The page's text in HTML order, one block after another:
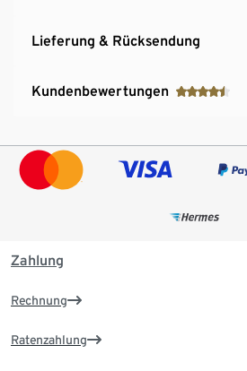
Lieferung & Rücksendung
Kundenbewertungen
Zahlung
Rechnung
Ratenzahlung